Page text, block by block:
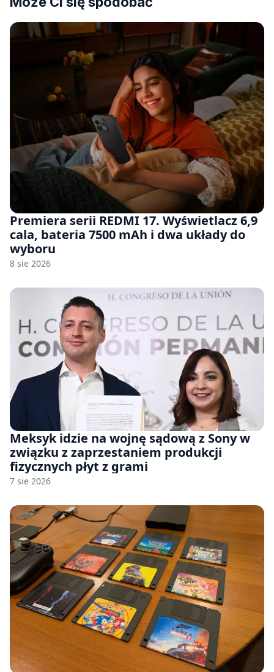
Premiera serii REDMI 17. Wyświetlacz 6,9
cala, bateria 7500 mAh i dwa układy do
wyboru
8 sie 2026
Meksyk idzie na wojnę sądową z Sony w
związku z zaprzestaniem produkcji
fizycznych płyt z grami
7 sie 2026